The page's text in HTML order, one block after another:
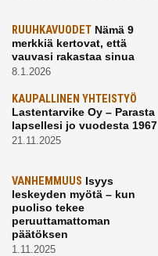
RUUHKAVUODET Nämä 9
merkkiä kertovat, että
vauvasi rakastaa sinua
8.1.2026
KAUPALLINEN YHTEISTYÖ
Lastentarvike Oy – Parasta
lapsellesi jo vuodesta 1967
21.11.2025
VANHEMMUUS Isyys
leskeyden myötä – kun
puoliso tekee
peruuttamattoman
päätöksen
1.11.2025